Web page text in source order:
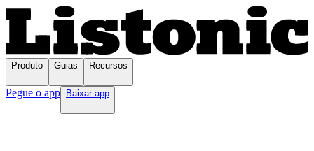
Produto Guias Recursos
Pegue o app Baixar app